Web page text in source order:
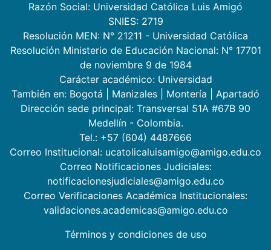
Razón Social: Universidad Católica Luis Amigó
SNIES: 2719
Resolución MEN: N° 21211 - Universidad Católica
Resolución Ministerio de Educación Nacional: N° 17701
de noviembre 9 de 1984
Carácter académico: Universidad
También en: Bogotá Manizales Montería
Apartadó
Dirección sede principal: Transversal 51A #67B 90
Medellín - Colombia.
Tel.: +57 (604) 4487666
Correo Institucional: ucatolicaluisamigo@amigo.edu.co
Correo Notificaciones Judiciales:
notificacionesjudiciales@amigo.edu.co
Correo Verificaciones Académica Institucionales:
validaciones.academicas@amigo.edu.co
Términos y condiciones de uso